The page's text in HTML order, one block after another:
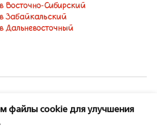
Восточно-Сибирский
Забайкальский
Дальневосточный
245
файлы cookie для улучшения